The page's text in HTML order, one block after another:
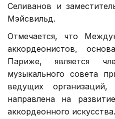
Селиванов и
Мэйсвильд.
Отмечается, что
аккордеонистов,
Париже, является
музыкального совета
ведущих организаций,
направлена на
аккордеонного искусства.